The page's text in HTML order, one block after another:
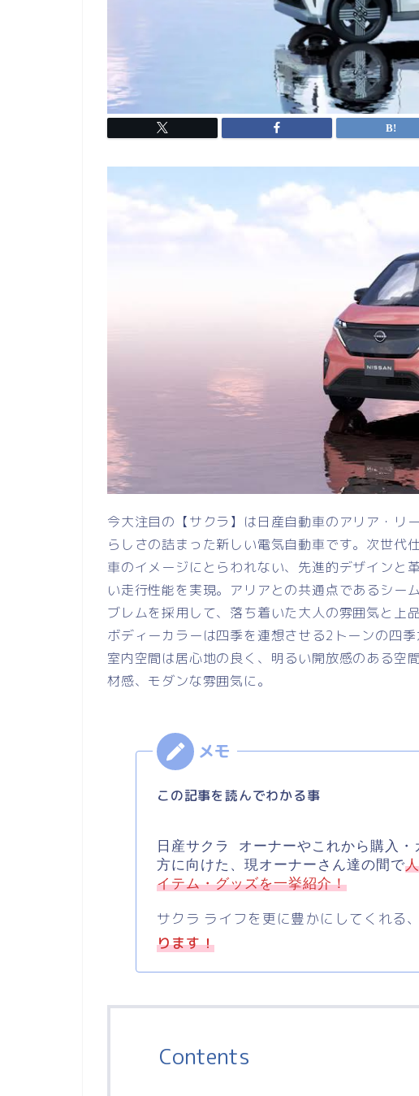
今大注目の【サクラ】は日産自動車のアリア・リ
らしさの詰まった新しい電気自動車です。次世代
車のイメージにとらわれない、先進的デザインと
い走行性能を実現。アリアとの共通点であるシー
ブレムを採用して、落ち着いた大人の雰囲気と上
ボディーカラーは四季を連想させる2トーンの四
室内空間は居心地の良く、明るい開放感のある空
材感、モダンな雰囲気に。
この記事を読んでわかる事
日産サクラ オーナーやこれから購入
方に向けた、 現オーナーさん達の間で
イテム・グッズを一挙紹介！
サクラ ライフを更に豊かにしてくれる
ります！
Contents